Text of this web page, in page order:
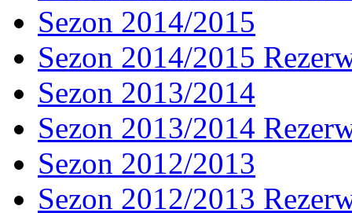
Sezon 2014/2015
Sezon 2014/2015
Sezon 2013/2014
Sezon 2013/2014
Sezon 2012/2013
Sezon 2012/2013